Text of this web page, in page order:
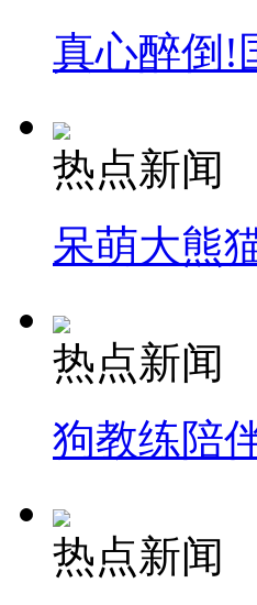
真心醉倒!
热点新闻
呆萌大熊
热点新闻
狗教练陪
热点新闻